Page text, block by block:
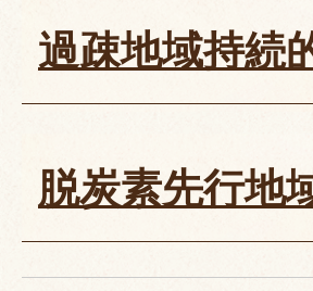
過疎地域持続
脱炭素先行地